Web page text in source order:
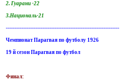
2. Гуарани -22
3.Националь-21
-----------------------------------------------------------------
Чемпионат Парагвая по футболу 1926
19 й сезон Парагвая по футбол
Финал: